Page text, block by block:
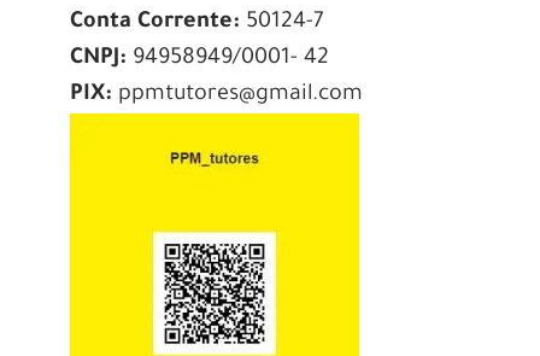
Conta Corrente: 50124-7
CNPJ: 94958949/0001- 42
PIX: ppmtutores@gmail.com